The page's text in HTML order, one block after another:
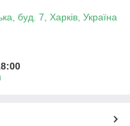
буд. 7, Харків, Україна